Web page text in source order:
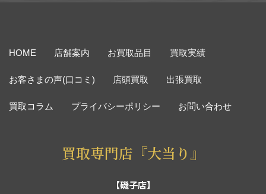
HOME 店舗案内 お買取品目 買取実績
お客さまの声(口コミ) 店頭買取 出張買取
買取コラム プライバシーポリシー お問い合わせ
買取専門店『大当り』
【磯子店】